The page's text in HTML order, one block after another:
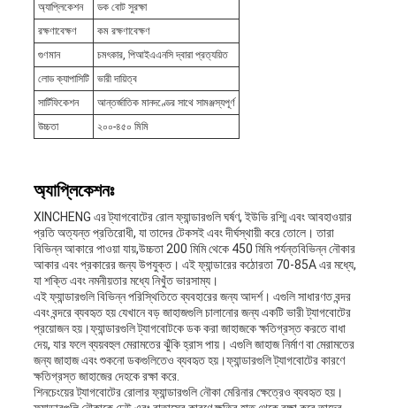
অ্যাপ্লিকেশন
ডক বোট সুরক্ষা
রক্ষণাবেক্ষণ
কম রক্ষণাবেক্ষণ
গুণমান
চমৎকার, পিআইএএনসি দ্বারা প্রত্যয়িত
লোড ক্যাপাসিটি
ভারী দায়িত্ব
সার্টিফিকেশন
আন্তর্জাতিক মানদণ্ডের সাথে সামঞ্জস্যপূর্ণ
উচ্চতা
২০০-৪৫০ মিমি
অ্যাপ্লিকেশনঃ
XINCHENG এর ট্যাগবোটের রোল ফ্যান্ডারগুলি ঘর্ষণ, ইউভি রশ্মি এবং আবহাওয়ার
প্রতি অত্যন্ত প্রতিরোধী, যা তাদের টেকসই এবং দীর্ঘস্থায়ী করে তোলে। তারা
বিভিন্ন আকারে পাওয়া যায়,উচ্চতা 200 মিমি থেকে 450 মিমি পর্যন্তবিভিন্ন নৌকার
আকার এবং প্রকারের জন্য উপযুক্ত। এই ফ্যান্ডারের কঠোরতা 70-85A এর মধ্যে,
যা শক্তি এবং নমনীয়তার মধ্যে নিখুঁত ভারসাম্য।
এই ফ্যান্ডারগুলি বিভিন্ন পরিস্থিতিতে ব্যবহারের জন্য আদর্শ। এগুলি সাধারণত বন্দর
এবং বন্দরে ব্যবহৃত হয় যেখানে বড় জাহাজগুলি চালানোর জন্য একটি ভারী ট্যাগবোটের
প্রয়োজন হয়।ফ্যান্ডারগুলি ট্যাগবোটকে ডক করা জাহাজকে ক্ষতিগ্রস্ত করতে বাধা
দেয়, যার ফলে ব্যয়বহুল মেরামতের ঝুঁকি হ্রাস পায়। এগুলি জাহাজ নির্মাণ বা মেরামতের
জন্য জাহাজ এবং শুকনো ডকগুলিতেও ব্যবহৃত হয়।ফ্যান্ডারগুলি ট্যাগবোটের কারণে
ক্ষতিগ্রস্ত জাহাজের দেহকে রক্ষা করে.
শিনচেংয়ের ট্যাগবোটের রোলার ফ্যান্ডারগুলি নৌকা মেরিনার ক্ষেত্রেও ব্যবহৃত হয়।